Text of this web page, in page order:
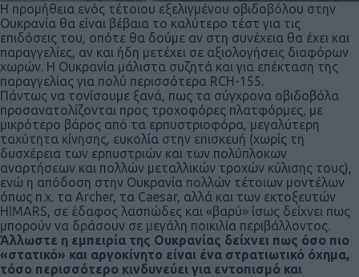
Η προμήθεια ενός τέτοιου εξελιγμένου οβιδοβόλου στην
Ουκρανία θα είναι βέβαια το καλύτερο τέστ για τις
επιδόσεις του, οπότε θα δούμε αν στη συνέχεια θα έχει και
παραγγελίες, αν και ήδη μετέχει σε αξιολογήσεις διαφόρων
χωρών. Η Ουκρανία μάλιστα συζητά και για επέκταση της
παραγγελίας για πολύ περισσότερα RCH-155.
Πάντως να τονίσουμε ξανά, πως τα σύγχρονα οβιδοβόλα
προσανατολίζονται προς τροχοφόρες πλατφόρμες, με
μικρότερο βάρος από τα ερπυστριοφόρα, μεγαλύτερη
ταχύτητα κίνησης, ευκολία στην επισκευή (χωρίς τη
δυσχέρεια των ερπυστριών και των πολύπλοκων
αναρτήσεων και πολλών μεταλλικών τροχών κύλισης τους),
ενώ η απόδοση στην Ουκρανία πολλών τέτοιων μοντέλων
όπως π.χ. τα Archer, τα Caesar, αλλά και των εκτοξευτών
HIMARS, σε έδαφος λασπώδες και «βαρύ» ίσως δείχνει πως
μπορούν να δράσουν σε μεγάλη ποικιλία περιβάλλοντος.
Άλλωστε η εμπειρία της Ουκρανίας δείχνει πως όσο πιο
«στατικό» και αργοκίνητο είναι ένα στρατιωτικό όχημα,
τόσο περισσότερο κινδυνεύει για εντοπισμό και